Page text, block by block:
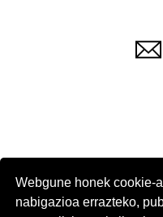
Webgune honek cookie-
nabigazioa errazteko,